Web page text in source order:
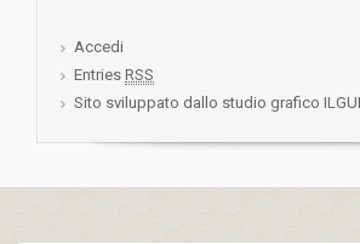
Accedi
Entries RSS
Sito sviluppato dallo studio grafico